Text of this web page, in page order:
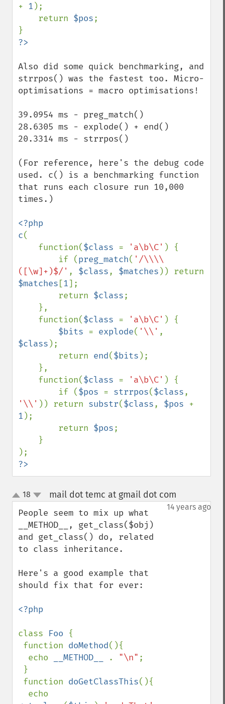
+ 1 );
    return
$pos;
Also did some quick benchmarking, and
strrpos() was the fastest too. Micro-
optimisations = macro optimisations!
39.0954 ms - preg_match()
28.6305 ms - explode() + end()
20.3314 ms - strrpos()
(For reference, here's the debug code
used. c() is a benchmarking function
that runs each closure run 10,000
times.)
<?php
c(
    function(
$class = 'a\b\C' ) {
        if (
preg_match( '/\\\\
([\w]+)$/' , $class, $matches
$matches [1];
        return
$class;
    function(
$class = 'a\b\C' ) {
$bits = explode( '\\'
$class );
        return
end($bits );
    function(
$class = 'a\b\C' ) {
        if (
$pos = strrpos($class
'\\' )) return substr($class, $pos
1 );
        return
$pos;
?>
up
down
18 mail dot temc at gmail dot com
14 years ago
People seem to mix up what
__METHOD__, get_class($obj)
and get_class() do, related
to class inheritance.
Here's a good example that
should fix that for ever:
<?php
class Foo {
function doMethod(){
  echo
__METHOD__ . "\n" ;
function doGetClassThis(){